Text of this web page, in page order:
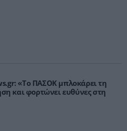
«Το ΠΑΣΟΚ μπλοκάρει τη
και φορτώνει ευθύνες στη